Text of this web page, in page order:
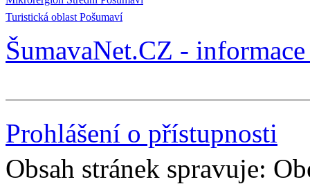
Turistická oblast Pošumaví
ŠumavaNet.CZ -
Prohlášení o přístupnosti
Obsah stránek spravuje: